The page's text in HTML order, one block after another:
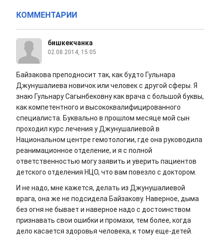
КОММЕНТАРИИ
бишкекчанка
02.08.2014, 15:05
Байзакова преподносит так, как будто Гульнара
Джунушалиева новичок или человек с другой сферы. Я
знаю Гульнару Сагынбековну как врача с большой буквы,
как компетентного и высококвалифицированного
специалиста. Буквально в прошлом месяце мой сын
проходил курс лечения у Джунушалиевой в
Национальном центре гемотологии, где она руководила
реанимационное отделение, и я с полной
ответственностью могу заявить и уверить пациентов
детского отделения НЦО, что вам повезло с доктором.
И не надо, мне кажется, делать из Джунушалиевой
врага, она же не подсидела Байзакову. Наверное, дыма
без огня не бывает и наверное надо с достоинством
признавать свои ошибки и промахи, тем более, когда
дело касается здоровья человека, к тому еще-детей.